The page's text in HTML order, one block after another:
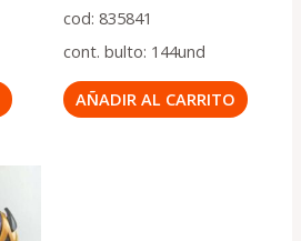
cod: 835841
cont. bulto: 144und
AÑADIR AL CARRITO